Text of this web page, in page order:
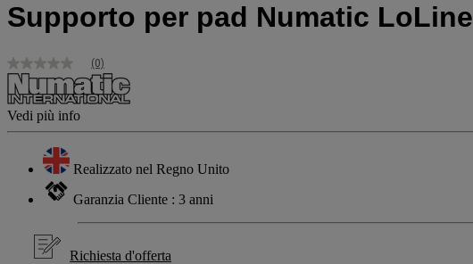
Supporto per pad Numatic LoLine
Nessuna
valutazione
Stesso
link
(0)
Vedi più info
Realizzato nel Regno Unito
Garanzia Cliente : 3 anni
Richiesta d'offerta